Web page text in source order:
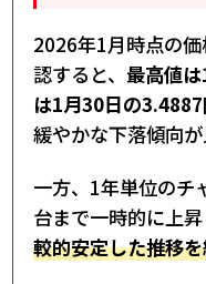
2026年1月時点の
認すると、 最高値
は1月30日の
緩やかな下落傾向が
一方、1年単位のチ
台まで一時的に上昇
較的安定した推移